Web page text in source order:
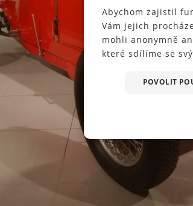
Abychom zajistil
Vám jejich
mohli anonymně
které sdílíme se
soubory,
předchozím
Souhlas s
jednoduše jedním
Pokud si nepřejete
typů cookies,
budeme využívat
použití je
POVOLIT
NEZBYTNĚ
SOUBORY CÍLENÍ
NEZAŘAZENÉ